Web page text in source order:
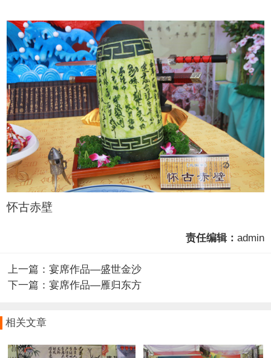
怀古赤壁
责任编辑： admin
上一篇：宴席作品—盛世金沙
下一篇：宴席作品—雁归东方
相关文章